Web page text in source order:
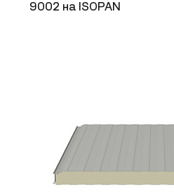
9002 на ISOPAN